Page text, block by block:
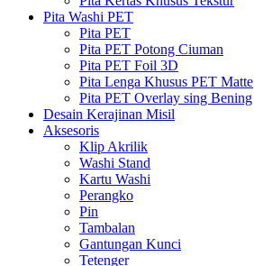
Pita Washi PET
Pita PET
Pita PET Potong Ciuman
Pita PET Foil 3D
Pita Lenga Khusus PET Matte
Pita PET Overlay sing Bening
Desain Kerajinan Misil
Aksesoris
Klip Akrilik
Washi Stand
Kartu Washi
Perangko
Pin
Tambalan
Gantungan Kunci
Tetenger